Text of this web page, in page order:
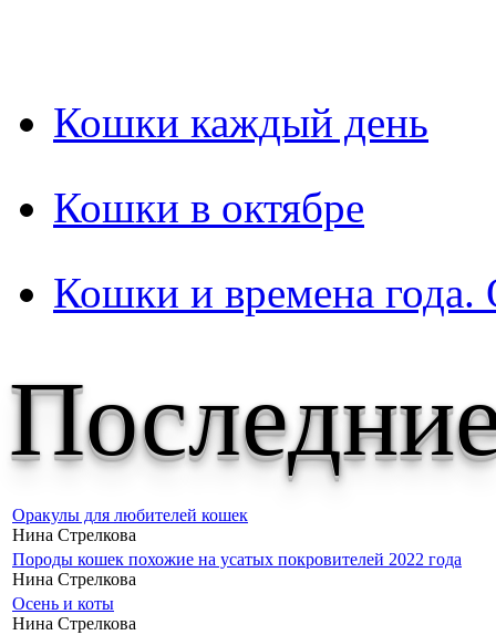
Кошки каждый день
Кошки в октябре
Кошки и времена года.
Оракулы для любителей кошек
Нина Стрелкова
Породы кошек похожие на усатых покровителей 2022 года
Нина Стрелкова
Осень и коты
Нина Стрелкова